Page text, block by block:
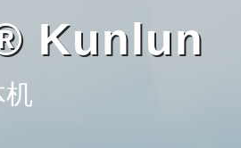
Kunlun